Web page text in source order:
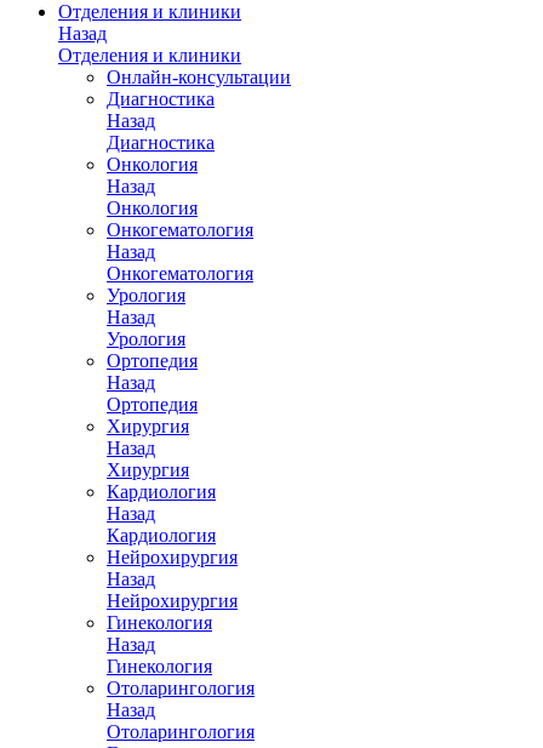
Отделения и клиники
Назад
Отделения и клиники
Онлайн-консультации
Диагностика
Назад
Диагностика
Онкология
Назад
Онкология
Онкогематология
Назад
Онкогематология
Урология
Назад
Урология
Ортопедия
Назад
Ортопедия
Хирургия
Назад
Хирургия
Кардиология
Назад
Кардиология
Нейрохирургия
Назад
Нейрохирургия
Гинекология
Назад
Гинекология
Отоларингология
Назад
Отоларингология